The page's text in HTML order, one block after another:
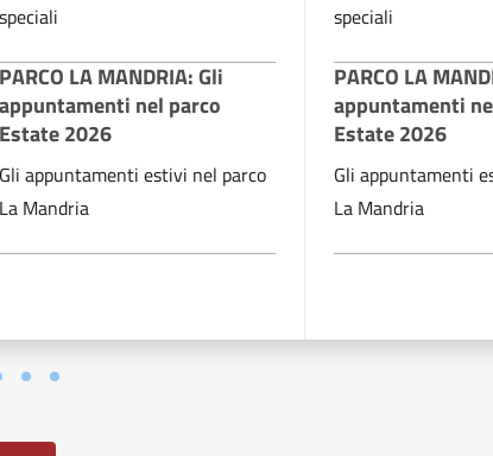
speciali
PARCO LA MANDRIA: Gli
appuntamenti nel parco
Estate 2026
Gli appuntamenti estivi nel parco
La Mandria
speciali
PARCO LA
appuntamenti
Estate 2026
Gli appuntamenti
La Mandria